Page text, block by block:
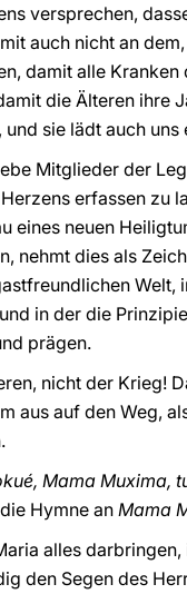
versprechen,
auch nicht an
damit alle
die Älteren ihre
sie lädt auch
Mitglieder der
erfassen zu
eines neuen
nehmt dies als
in der die
prägen.
nicht der Krieg!
aus auf den Weg,
Mama Muxima,
Hymne anMama
alles
den Segen des